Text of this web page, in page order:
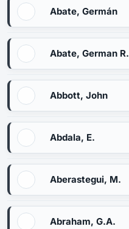
Abate, Germán
Abate, German R.
Abbott, John
Abdala, E.
Aberastegui, M.
Abraham, G.A.